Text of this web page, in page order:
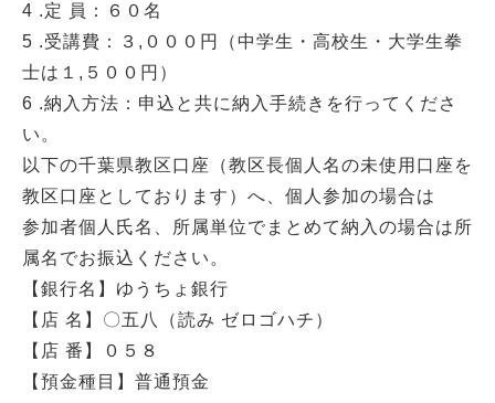
4 .定 員：６０名
5 .受講費：３,０００円（中学生・高校生・大学生拳
士は１,５００円）
6 .納入方法：申込と共に納入手続きを行ってくださ
い。
以下の千葉県教区口座（教区長個人名の未使用口座を
教区口座としております）へ、個人参加の場合は
参加者個人氏名、所属単位でまとめて納入の場合は所
属名でお振込ください。
【銀行名】ゆうちょ銀行
【店 名】〇五八（読み ゼロゴハチ）
【店 番】０５８
【預金種目】普通預金